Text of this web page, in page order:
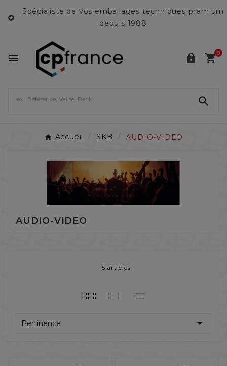

Spécialiste de vos emballages techniques premium
depuis 1988
  0

Accueil SKB AUDIO-VIDEO
AUDIO-VIDEO
5 articles
Pertinence 